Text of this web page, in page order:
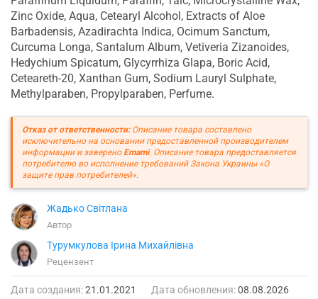
Zinc Oxide, Aqua, Cetearyl Alcohol, Extracts of Aloe
Barbadensis, Azadirachta Indica, Ocimum Sanctum,
Curcuma Longa, Santalum Album, Vetiveria Zizanoides,
Hedychium Spicatum, Glycyrrhiza Glapa, Boric Acid,
Ceteareth-20, Xanthan Gum, Sodium Lauryl Sulphate,
Methylparaben, Propylparaben, Perfume.
Отказ от ответственности:Описание товара составлено
исключительно на основании предоставленной производителем
информации и заверено Emami. Описание товара предоставляется
потребителю во исполнение требований Закона Украины «О
защите прав потребителей».
Жадько Світлана
Автор
Турумкулова Ірина Михайлівна
Рецензент
Дата создания:21.01.2021 Дата обновления:08.08.2026